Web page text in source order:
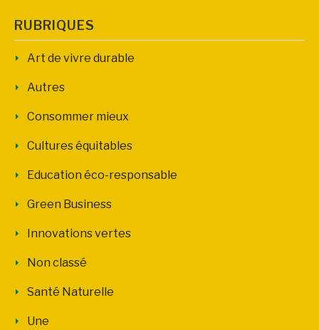
RUBRIQUES
Art de vivre durable
Autres
Consommer mieux
Cultures équitables
Education éco-responsable
Green Business
Innovations vertes
Non classé
Santé Naturelle
Une